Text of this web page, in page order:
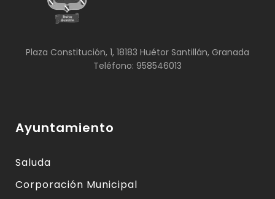
Plaza Constitución, 1, 18183 Huétor Santillán, Granada
Teléfono: 958546013
Ayuntamiento
Saluda
Corporación Municipal